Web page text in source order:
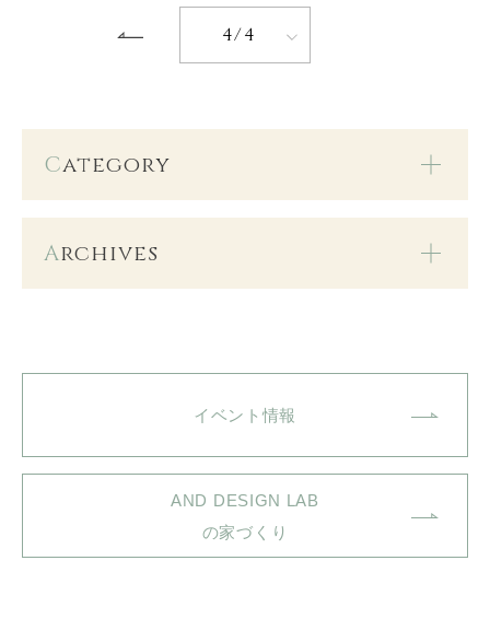
4/4
Category
Archives
イベント情報
AND DESIGN LAB
の家づくり